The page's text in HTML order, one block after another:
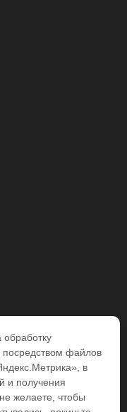
обработку
файлов
в
и получения
желаете, чтобы